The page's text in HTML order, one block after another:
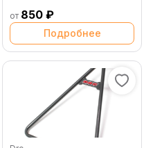
от 850 ₽
Подробнее